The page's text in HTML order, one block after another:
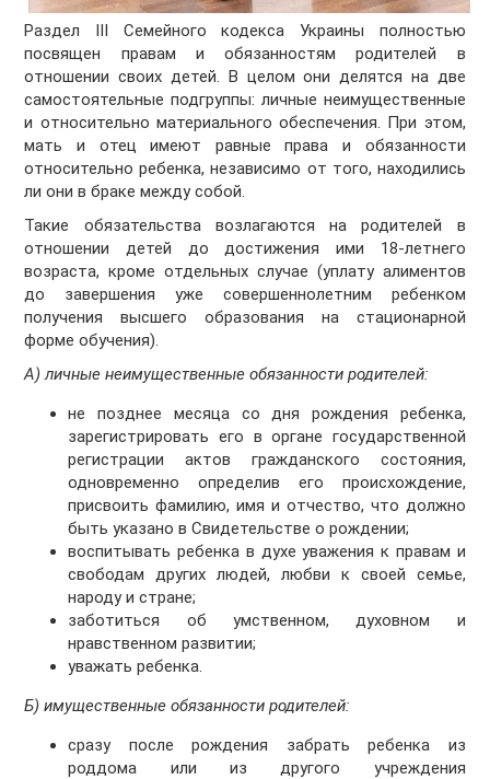
Раздел III Семейного кодекса Украины полностью
посвящен правам и обязанностям родителей в
отношении своих детей. В целом они делятся на две
самостоятельные подгруппы: личные неимущественные
и относительно материального обеспечения. При этом,
мать и отец имеют равные права и обязанности
относительно ребенка, независимо от того, находились
ли они в браке между собой.
Такие обязательства возлагаются на родителей в
отношении детей до достижения ими 18-летнего
возраста, кроме отдельных случае (уплату алиментов
до завершения уже совершеннолетним ребенком
получения высшего образования на стационарной
форме обучения).
А) личные неимущественные обязанности родителей:
не позднее месяца со дня рождения ребенка,
зарегистрировать его в органе государственной
регистрации актов гражданского состояния,
одновременно определив его происхождение,
присвоить фамилию, имя и отчество, что должно
быть указано в Свидетельстве о рождении;
воспитывать ребенка в духе уважения к правам и
свободам других людей, любви к своей семье,
народу и стране;
заботиться об умственном, духовном и
нравственном развитии;
уважать ребенка.
Б) имущественные обязанности родителей:
сразу после рождения забрать ребенка из
роддома или из другого учреждения